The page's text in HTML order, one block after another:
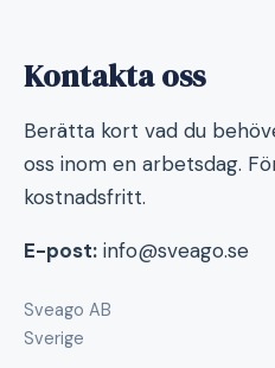
Kontakta oss
Berätta kort vad du
oss inom en arbetsdag.
kostnadsfritt.
E-post: info@sveago.se
Sveago AB
Sverige